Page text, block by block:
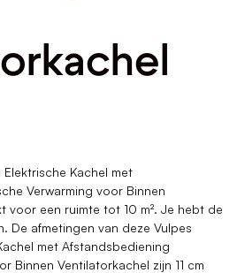
Kachel met
Verwarming voor Binnen
voor een ruimte tot 10 m². Je hebt de
De afmetingen van deze Vulpes
met Afstandsbediening
Binnen Ventilatorkachel zijn 11 cm